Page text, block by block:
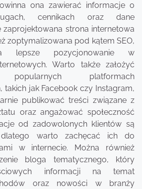
ona zawierać informacje o
cennikach oraz dane
zaprojektowana strona internetowa
zoptymalizowana pod kątem SEO,
pozycjonowanie w
Warto także założyć
platformach
takich jak Facebook czy Instagram,
publikować treści związane z
oraz angażować społeczność
od zadowolonych klientów są
dlatego warto zachęcać ich do
w internecie. Można również
bloga tematycznego, który
informacji na temat
oraz nowości w branży